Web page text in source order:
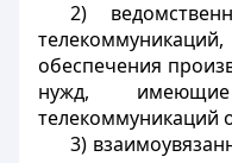
2)
обеспечения
нужд,
телекоммуникаций
3)